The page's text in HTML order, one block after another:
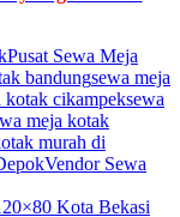
Pusat Sewa Meja
bandungsewa meja
kotak cikampeksewa
meja kotak
murah di
Vendor Sewa